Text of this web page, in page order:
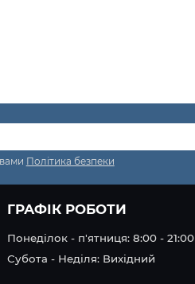
Політика безпеки
ГРАФІК РОБОТИ
Понеділок - п'ятниця: 8:00 - 21:00
Субота - Неділя: Вихідний